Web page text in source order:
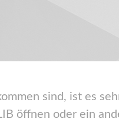
sind, ist es
öffnen oder ein